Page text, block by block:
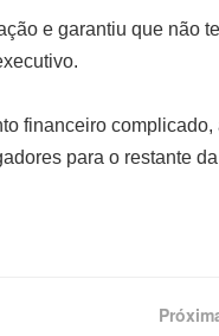
e garantiu que não
financeiro
para o restante